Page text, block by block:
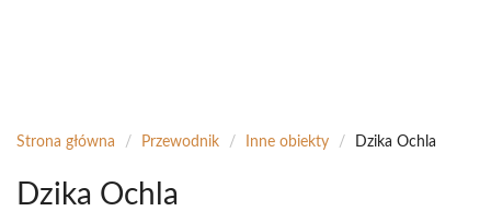
Strona główna / Przewodnik / Inne obiekty / Dzika Ochla
Dzika Ochla